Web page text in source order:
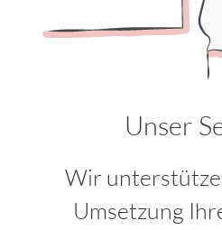
Unser
Wir
Umsetzung